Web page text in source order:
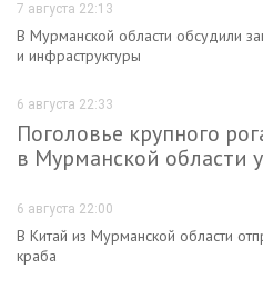
7 августа 22:13
В Мурманской области обсудили
и инфраструктуры
6 августа 22:33
Поголовье крупного
в Мурманской области
6 августа 22:00
В Китай из Мурманской области
краба